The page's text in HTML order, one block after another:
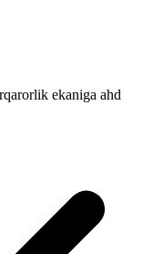
ekaniga ahd